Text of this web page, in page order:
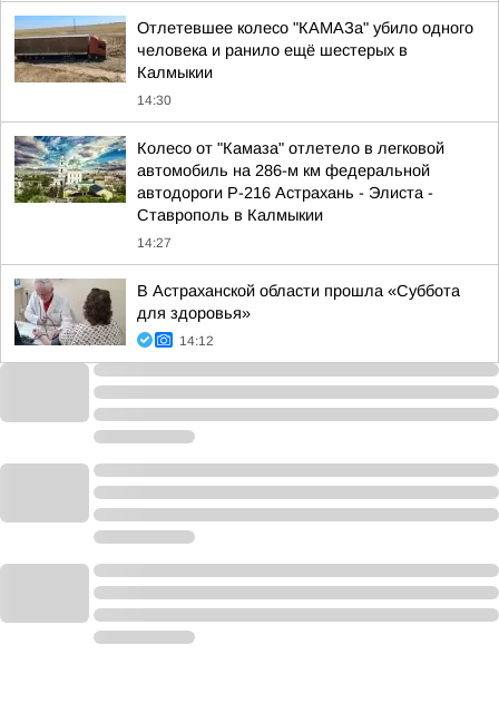
Отлетевшее колесо "КАМАЗа" убило одного
человека и ранило ещё шестерых в
Калмыкии
14:30
Колесо от "Камаза" отлетело в легковой
автомобиль на 286-м км федеральной
автодороги Р-216 Астрахань - Элиста -
Ставрополь в Калмыкии
14:27
В Астраханской области прошла «Суббота
для здоровья»
14:12